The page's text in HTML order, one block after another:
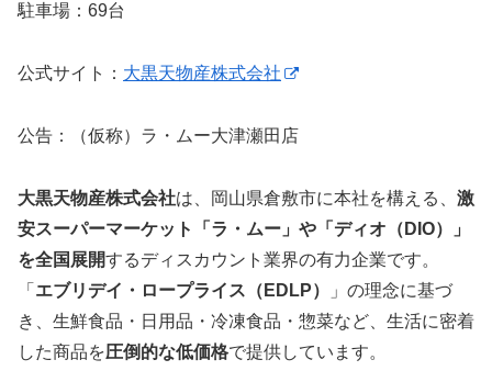
駐車場：69台
公式サイト： 大黒天物産株式会社
公告：（仮称）ラ・ムー大津瀬田店
大黒天物産株式会社は、岡山県倉敷市に本社を構える、 激
安スーパーマーケット「ラ・ムー」や「ディオ（DIO）」
を全国展開するディスカウント業界の有力企業です。
「 エブリデイ・ロープライス（EDLP）
」の理念に基づ
き、生鮮食品・日用品・冷凍食品・惣菜など、生活に密着
した商品を圧倒的な低価格で提供しています。